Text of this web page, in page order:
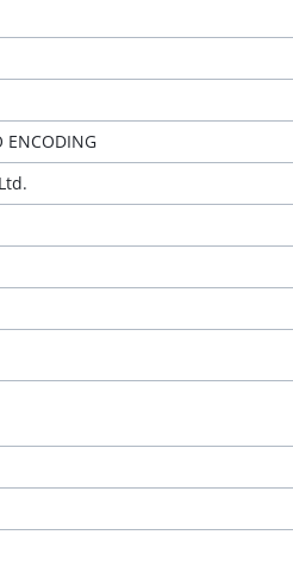
ENCODING